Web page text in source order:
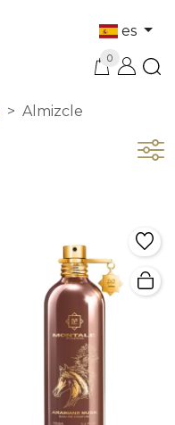
es
0
Almizcle